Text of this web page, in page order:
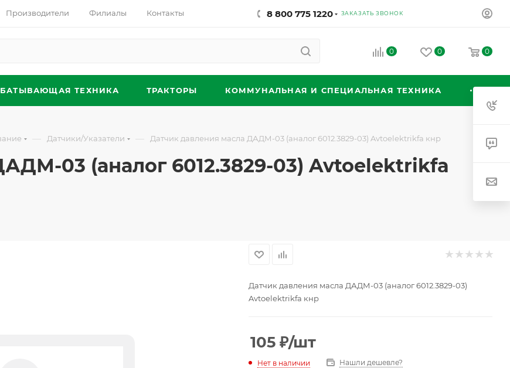
Производители Филиалы Контакты 8 800 775 1220 ЗАКАЗАТЬ ЗВОНОК
0 0 0
ТЕХНИКА ТРАКТОРЫ КОММУНАЛЬНАЯ И СПЕЦИАЛЬНАЯ ТЕХНИКА
— Датчики/Указатели — Датчик давления масла ДАДМ-03 (аналог 6012.3829-03) Avtoelektrikfa кнр
03 (аналог 6012.3829-03) Avtoelektrikfa
Датчик давления масла ДАДМ-03 (аналог 6012.3829-03)
Avtoelektrikfa кнр
105 ₽/шт
Нет в наличии Нашли дешевле?